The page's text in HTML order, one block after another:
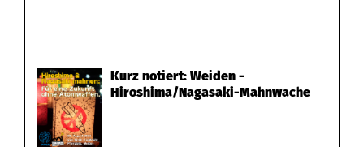
Kurz notiert: Weiden -
Hiroshima/Nagasaki-Mahnwache